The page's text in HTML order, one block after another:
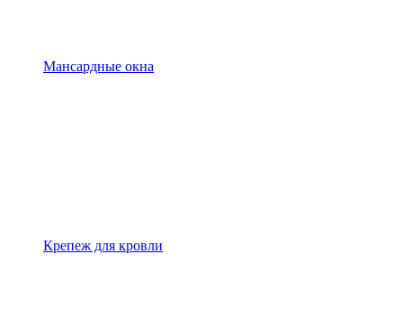
Мансардные окна
Крепеж для кровли